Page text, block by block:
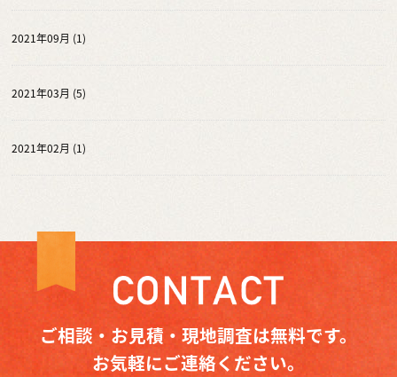
2021年09月 (1)
2021年03月 (5)
2021年02月 (1)
ご相談・お見積・現地調査は無料です。
お気軽にご連絡ください。